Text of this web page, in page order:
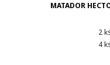
MATADOR
2
4